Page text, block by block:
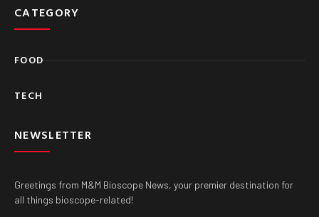
CATEGORY
FOOD
TECH
NEWSLETTER
Greetings from M&M Bioscope News, your premier destination for
all things bioscope-related!